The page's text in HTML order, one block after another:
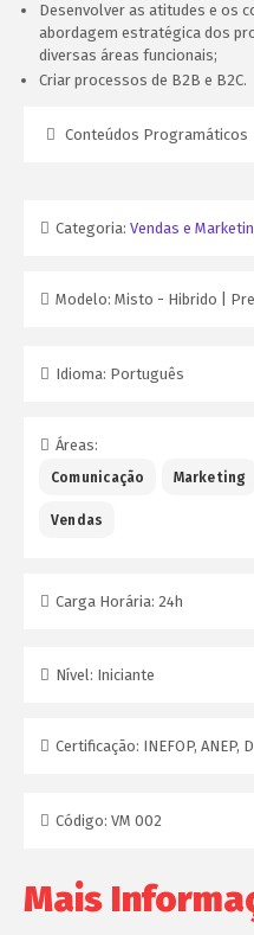
Desenvolver as atitudes e os
abordagem estratégica dos
diversas áreas funcionais;
Criar processos de B2B e B2C.
Conteúdos Programáticos
Categoria: Vendas e
Modelo: Misto - Hibrido |
Idioma: Português
Áreas:
Comunicação Marketing
Vendas
Carga Horária: 24h
Nível: Iniciante
Certificação: INEFOP, ANEP,
Código: VM 002
Mais